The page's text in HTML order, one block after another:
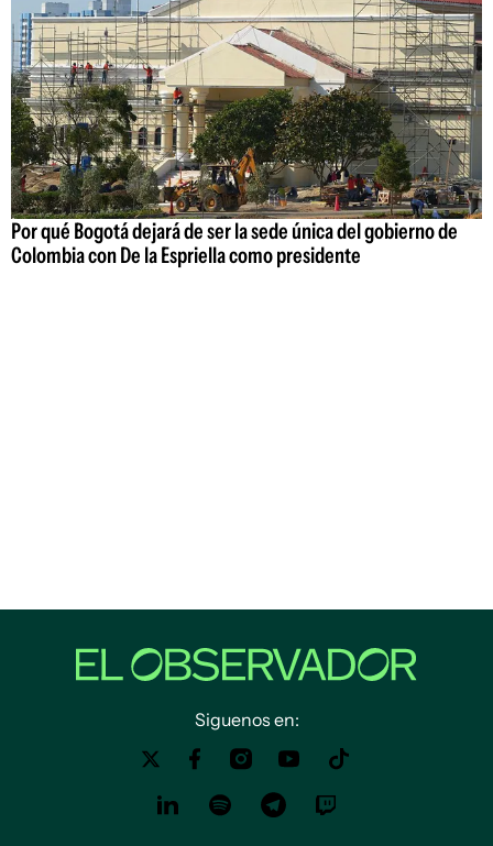
Por qué Bogotá dejará de ser la sede única del gobierno de
Colombia con De la Espriella como presidente
Siguenos en: